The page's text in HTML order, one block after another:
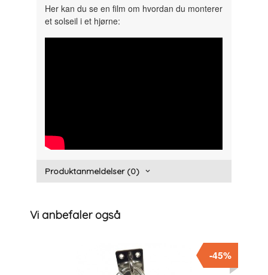
Her kan du se en film om hvordan du monterer
et solseil i et hjørne:
" width="300" height="150">
Produktanmeldelser (0)
Vi anbefaler også
-45%